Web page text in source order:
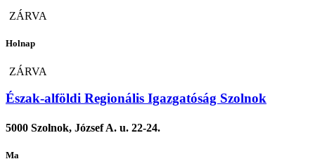
ZÁRVA
Holnap
ZÁRVA
Észak-alföldi Regionális Igazgatóság Szolnok
5000 Szolnok, József A. u. 22-24.
Ma